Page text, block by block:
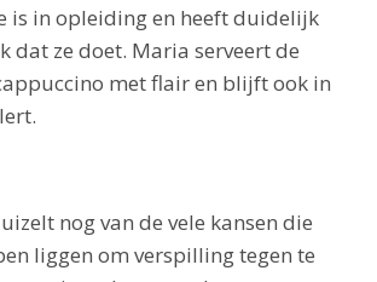
is in opleiding en heeft duidelijk
dat ze doet. Maria serveert de
met flair en blijft ook in
nog van de vele kansen die
liggen om verspilling tegen te